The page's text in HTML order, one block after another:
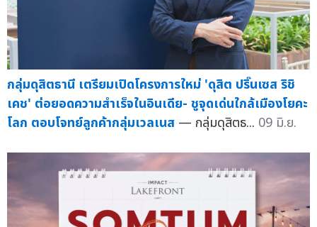
กลุ่มดุสิตธานี เตรียมเปิดโครงการใหม่ 'ดุสิต ปริ๊นเซส ริชิ
เคช' ต่อยอดความสำเร็จในอินเดีย- ชูจุดเด่นใกล้เมืองโยคะ
โลก ตอบโจทย์ลูกค้ากลุ่มเวลเนส — กลุ่มดุสิตธ... 09 มิ.ย.